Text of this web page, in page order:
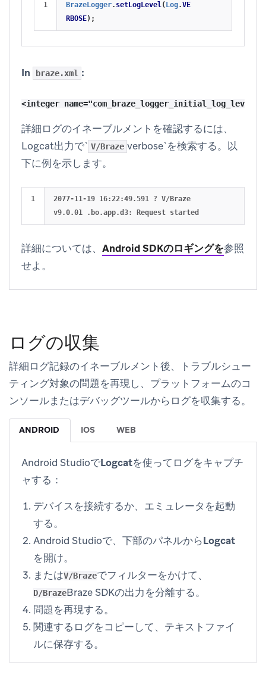
BrazeLogger. setLogLevel (Log.VE
RBOSE);
In braze.xml :
詳細ログのイネーブルメントを確認するには、
Logcat出力で` V/Braze verbose`を検索する。以
下に例を示します。
2077-11-19 16:22:49.591 ? V/Braze
詳細については、 Android SDKのロギングを参照
せよ。
ログの収集
詳細ログ記録のイネーブルメント後、トラブルシュー
ティング対象の問題を再現し、プラットフォームのコ
ンソールまたはデバッグツールからログを収集する。
ANDROID IOS WEB
Android StudioでLogcatを使ってログをキャプチ
ャする：
デバイスを接続するか、エミュレータを起動
する。
Android Studioで、下部のパネルからLogcat
を開け。
またはV/Brazeでフィルターをかけて、
D/BrazeBraze SDKの出力を分離する。
問題を再現する。
関連するログをコピーして、テキストファイ
ルに保存する。